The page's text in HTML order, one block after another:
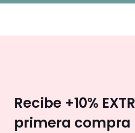
Recibe +10%
primera compra